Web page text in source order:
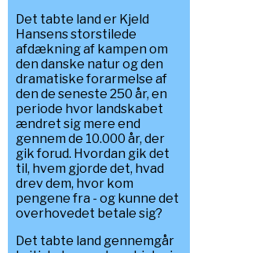
Det tabte land er Kjeld
Hansens storstilede
afdækning af kampen om
den danske natur og den
dramatiske forarmelse af
den de seneste 250 år, en
periode hvor landskabet
ændret sig mere end
gennem de 10.000 år, der
gik forud. Hvordan gik det
til, hvem gjorde det, hvad
drev dem, hvor kom
pengene fra - og kunne det
overhovedet betale sig?
Det tabte land gennemgår